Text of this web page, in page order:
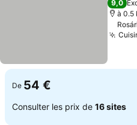
9,0
à 0.5
De 54 €
Consulter les prix de 16 sites